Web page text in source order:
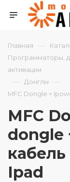
Главная —
Программаторы,
активации
— Донглы —
MFC Dongle +
MFC
dongle
Ipad